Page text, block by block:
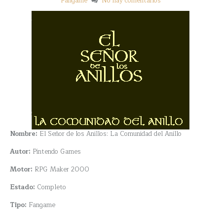
Nombre: El Señor de los Anillos: La Comunidad del Anillo
Autor: Pintendo Games
Motor: RPG Maker 2000
Estado: Completo
Tipo: Fangame